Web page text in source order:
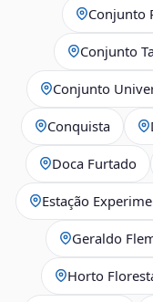
Conjunto
Conjunto
Conjunto
Conquista
Doca Furtado
Estação
Geraldo
Horto